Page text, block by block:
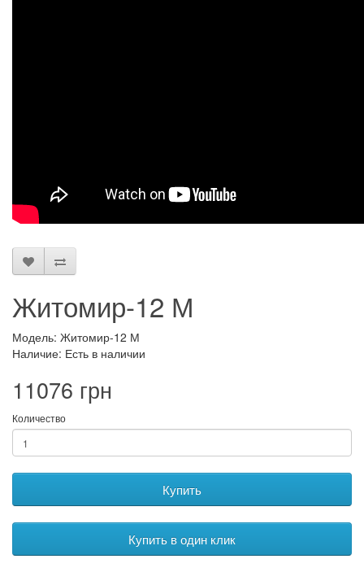
Житомир-12 М
Модель: Житомир-12 М
Наличие: Есть в наличии
11076 грн
Количество
Купить
Купить в один клик